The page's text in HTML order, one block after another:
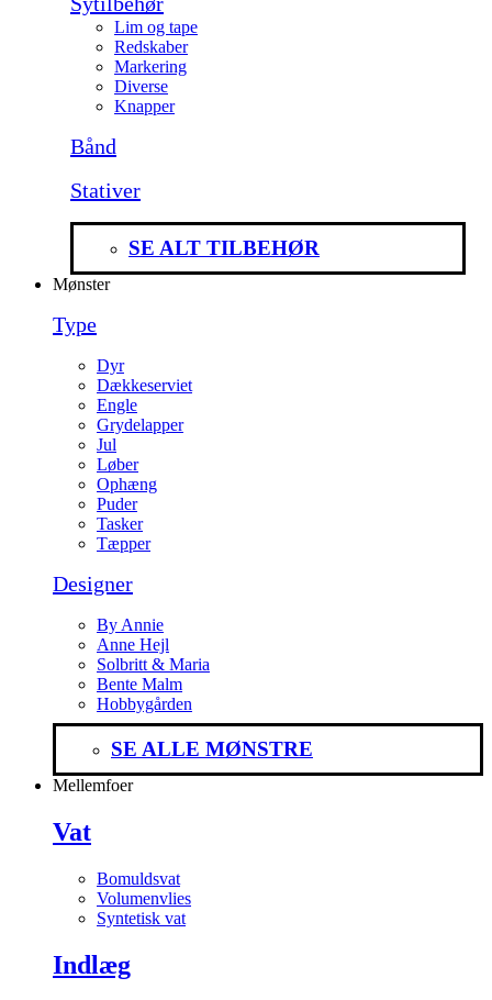
Lim og tape
Redskaber
Markering
Diverse
Knapper
Bånd
Stativer
SE ALT TILBEHØR
Mønster
Type
Dyr
Dækkeserviet
Engle
Grydelapper
Jul
Løber
Ophæng
Puder
Tasker
Tæpper
Designer
By Annie
Anne Hejl
Solbritt & Maria
Bente Malm
Hobbygården
SE ALLE MØNSTRE
Mellemfoer
Vat
Bomuldsvat
Volumenvlies
Syntetisk vat
Indlæg